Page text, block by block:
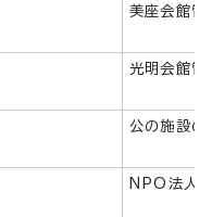
美座会館管
光明会館管
公の施設の
NPO法人